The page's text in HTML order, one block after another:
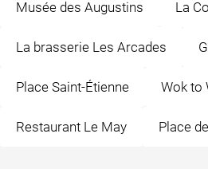
Musée des Augustins La
La brasserie Les Arcades
Place Saint-Étienne Wok to
Restaurant Le May Place